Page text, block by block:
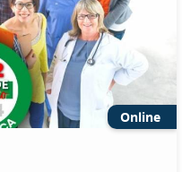
Online